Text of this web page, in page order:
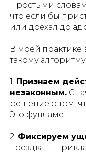
Простыми
что если бы
или доехал до
В моей
такому алгоритму:
1. Признаем
незаконным.
решение о том,
Это фундамент.
2. Фиксируем
поездка —